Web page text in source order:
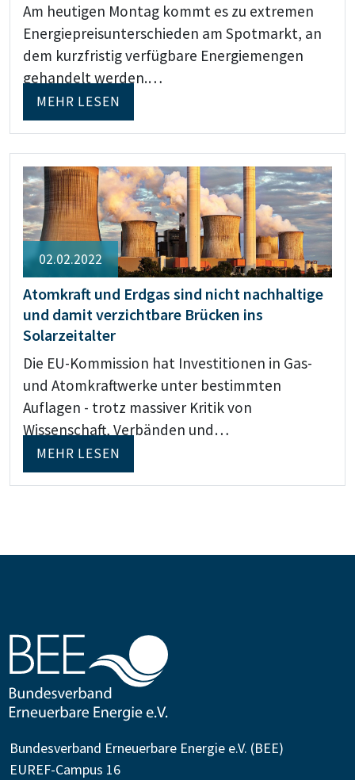
Am heutigen Montag kommt es zu extremen
Energiepreisunterschieden am Spotmarkt, an
dem kurzfristig verfügbare Energiemengen
gehandelt werden.…
MEHR LESEN
02.02.2022
Atomkraft und Erdgas sind nicht nachhaltige
und damit verzichtbare Brücken ins
Solarzeitalter
Die EU-Kommission hat Investitionen in Gas-
und Atomkraftwerke unter bestimmten
Auflagen - trotz massiver Kritik von
Wissenschaft, Verbänden und…
MEHR LESEN
Bundesverband Erneuerbare Energie e.V. (BEE)
EUREF-Campus 16